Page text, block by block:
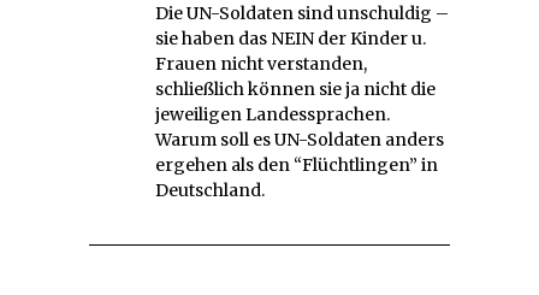
Die UN-Soldaten sind unschuldig –
sie haben das NEIN der Kinder u.
Frauen nicht verstanden,
schließlich können sie ja nicht die
jeweiligen Landessprachen.
Warum soll es UN-Soldaten anders
ergehen als den “Flüchtlingen” in
Deutschland.